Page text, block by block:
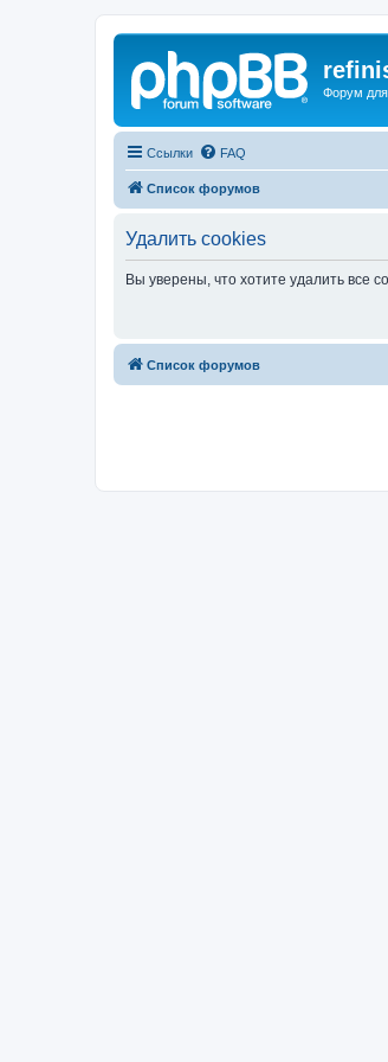
Форум для
Ссылки FAQ
Список форумов
Удалить cookies
Вы уверены, что хотите удалить все
Список форумов